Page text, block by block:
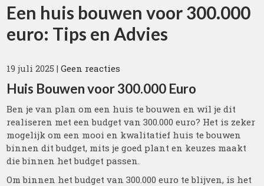
Een huis bouwen voor 300.000
euro: Tips en Advies
19 juli 2025 |Geen reacties
Huis Bouwen voor 300.000 Euro
Ben je van plan om een huis te bouwen en wil je dit
realiseren met een budget van 300.000 euro? Het is zeker
mogelijk om een mooi en kwalitatief huis te bouwen
binnen dit budget, mits je goed plant en keuzes maakt
die binnen het budget passen.
Om binnen het budget van 300.000 euro te blijven, is het